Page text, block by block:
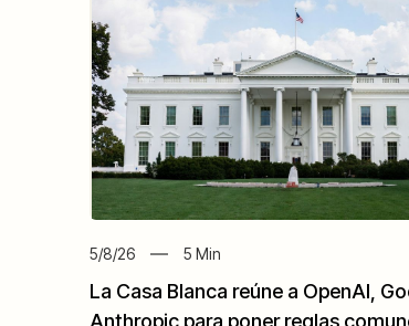
5/8/26 5 Min
La Casa Blanca reúne a OpenAI,